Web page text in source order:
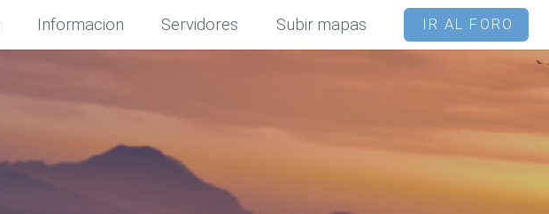
Informacion Servidores Subir mapas IR AL FORO